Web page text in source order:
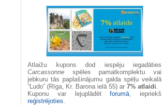
Atlaižu kupons dod iespēju iegadāties
Carcassonne spēles pamatkomplektu vai
jebkuru tās paplašinājumu galda spēļu veikalā
“Ludo” (Rīga, Kr. Barona ielā 55) ar 7% atlaidi.
Kuponu var lejuplādētforumā, iepriekš
reģistrējoties.